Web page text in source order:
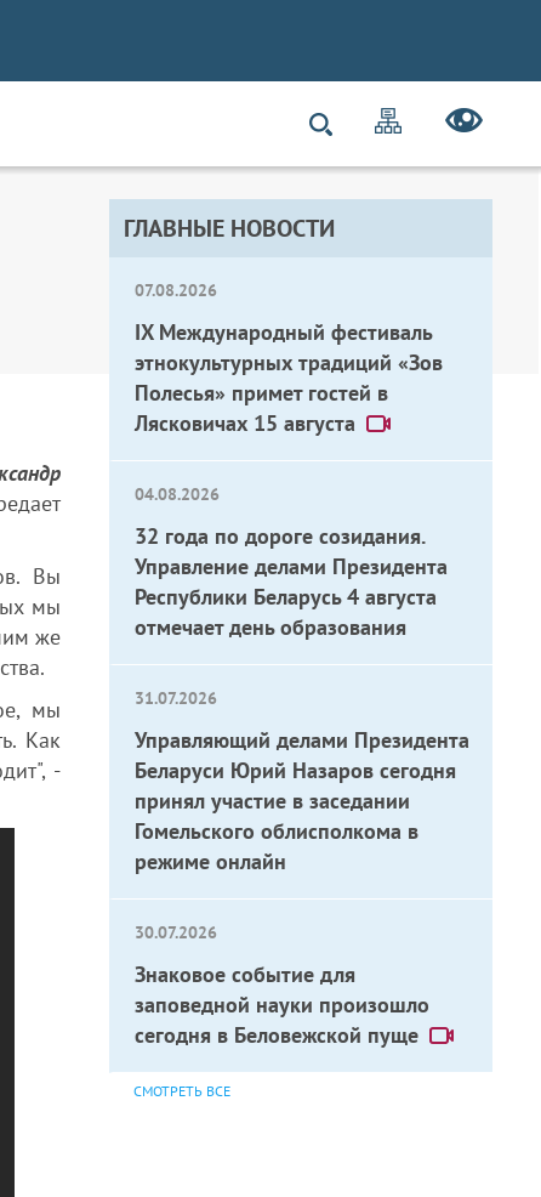
ГЛАВНЫЕ НОВОСТИ
07.08.2026
IX Международный фестиваль
этнокультурных традиций «Зов
Полесья» примет гостей в
Лясковичах 15 августа
04.08.2026
32 года по дороге созидания.
Управление делами Президента
Республики Беларусь 4 августа
отмечает день образования
31.07.2026
Управляющий делами Президента
Беларуси Юрий Назаров сегодня
принял участие в заседании
Гомельского облисполкома в
режиме онлайн
30.07.2026
Знаковое событие для
заповедной науки произошло
сегодня в Беловежской пуще
СМОТРЕТЬ ВСЕ
Вы
мы
же
мы
Как
-